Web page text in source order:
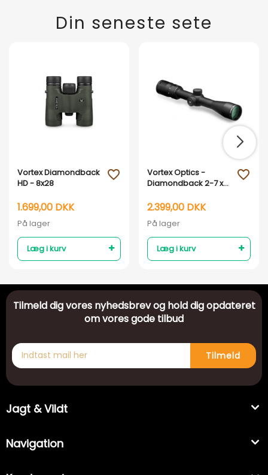
Din seneste sete
Vortex Diamondback
HD - 8x28
1.699,00 DKK
På lager
Læg i kurv
favorite_outline
Vortex Optics -
Diamondback 2-7 x
2.399,00 DKK
På lager
Læg i kurv
favorite_outline
Tilmeld dig vores nyhedsbrev og hold dig opdateret
om vores gode tilbud
Tilmeld
Jagt & Vildt
Navigation